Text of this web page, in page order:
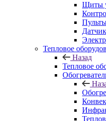
Щиты
Тепловое
Назад
Тепловое